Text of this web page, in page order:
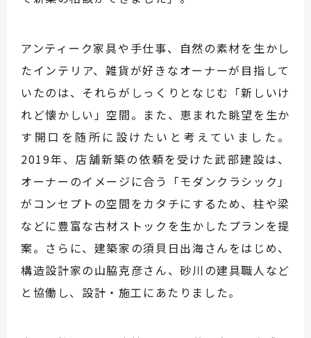
アンティーク家具や手仕事、自然の素材を生かし
たインテリア、雑貨が好きなオーナーが目指して
いたのは、それらがしっくりとなじむ「新しいけ
れど懐かしい」空間。また、恵まれた眺望を生か
す開口を随所に設けたいと考えていました。
2019年、店舗新築の依頼を受けた武部建設は、
オーナーのイメージに合う「モダンクラシック」
がコンセプトの空間をカタチにするため、柱や梁
などに豊富な古材ストックを生かしたプランを提
案。さらに、建築家の須貝日出海さんをはじめ、
構造設計家の山脇克彦さん、砂川の建具職人など
と協働し、設計・施工にあたりました。